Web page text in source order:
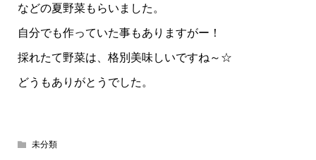
などの夏野菜もらいました。
自分でも作っていた事もありますがー！
採れたて野菜は、格別美味しいですね～☆
どうもありがとうでした。
未分類